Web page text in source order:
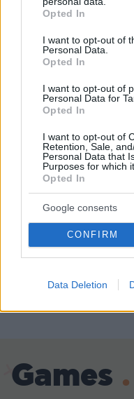
grant or deny consent to
use your data for below
consent section.
Opted In
I want to opt-out of
Personal Data.
Opted In
I want to opt-out of
Personal Data for
Opted In
I want to opt-out of
Retention, Sale,
Personal Data that
Purposes for which
Opted In
Google consents
CONFIRM
Data Deletion
κάποιες φορές το σώμα
07.08.2026, 10:55
Βόρεια Εύβοια: Οι 14
γεννήθηκαν από
μεταλλεία
αεροφωτογραφίες
07.08.2026, 15:58
Η Μαρίνα Βερνίκου έπιασε
λαγοκέφαλο: Δεν
λόγος να φοβόμαστε ή να
αποφεύγουμε τη
Games